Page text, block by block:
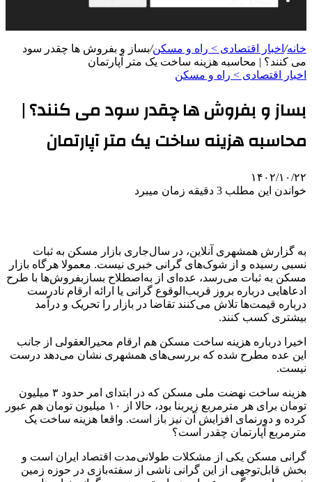
خانه/ اخبار اقتصادی > راه و مسکن/بساز و بفروش ها چقدر سود
می کنند؟ | محاسبه هزینه ساخت یک متر آپارتمان
اخبار اقتصادی > راه و مسکن
بساز و بفروش ها چقدر سود می کنند؟ |
محاسبه هزینه ساخت یک متر آپارتمان
۱۴۰۲/۱۰/۲۲
خواندن این مطلب 3 دقیقه زمان میبرد
به گزارش همشهری آنلاین، در سال‌جاری بازار مسکن به ثبات
نسبی رسیده و از شوک‌های گرانی خبری نیست. معمولا هرگاه بازار
مسکن به ثبات می‌رسد، عده‌ای از به‌اصطلاح بسازبفروش‌ها با طرح
ادعاهایی درباره بروز قریب‌الوقوع گرانی یا ارائه ارقام نادرست
درباره قیمت‌ها تلاش می‌کنند تقاضا در بازار را تحریک و درآمد
بیشتری کسب کنند.
اخیرا درباره هزینه ساخت مسکن هم ارقام محیرالعقولی از جانب
این عده مطرح شده که بررسی‌های همشهری نشان می‌دهد درست
نیست.
هزینه ساخت نهضت ملی مسکن که در ابتدای امر حدود ۳ میلیون
تومان برای هر مترمربع زیربنا بود، حالا از ۱۰ میلیون تومان هم عبور
کرده و دورنمای افزایش آن نیز باز است. واقعا هزینه ساخت یک
مترمربع آپارتمان چقدر است؟
گرانی مسکن یکی از مشکلات طولانی‌مدت اقتصاد ایران است و
بخش قابل‌توجهی از این گرانی ناشی از سفته‌بازی در حوزه زمین